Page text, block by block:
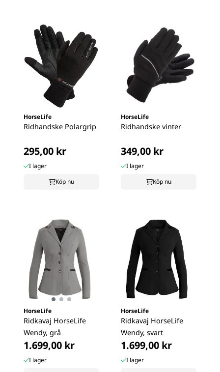
HorseLife
Ridhandske Polargrip
295,00 kr
I lager
Köp nu
HorseLife
Ridhandske vinter
349,00 kr
I lager
Köp nu
HorseLife
Ridkavaj HorseLife
Wendy, grå
1.699,00 kr
I lager
HorseLife
Ridkavaj HorseLife
Wendy, svart
1.699,00 kr
I lager